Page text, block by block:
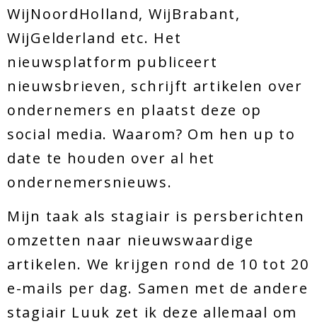
WijNoordHolland, WijBrabant,
WijGelderland etc. Het
nieuwsplatform publiceert
nieuwsbrieven, schrijft artikelen over
ondernemers en plaatst deze op
social media. Waarom? Om hen up to
date te houden over al het
ondernemersnieuws.
Mijn taak als stagiair is persberichten
omzetten naar nieuwswaardige
artikelen. We krijgen rond de 10 tot 20
e-mails per dag. Samen met de andere
stagiair Luuk zet ik deze allemaal om